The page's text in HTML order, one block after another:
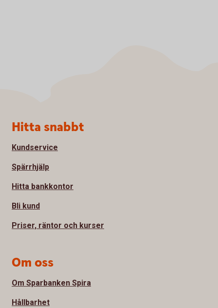
Sidfot
Hitta snabbt
Kundservice
Spärrhjälp
Hitta bankkontor
Bli kund
Priser, räntor och kurser
Om oss
Om Sparbanken Spira
Hållbarhet